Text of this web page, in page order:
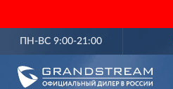
ПН-ВС 9:00-21:00